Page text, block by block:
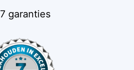
7 garanties